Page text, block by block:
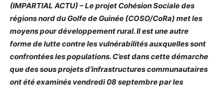
(IMPARTIAL ACTU) – Le projet Cohésion Sociale des
régions nord du Golfe de Guinée (COSO/CoRa) met les
moyens pour développement rural. Il est une autre
forme de lutte contre les vulnérabilités auxquelles sont
confrontées les populations. C’est dans cette démarche
que des sous projets d’infrastructures communautaires
ont été examinés vendredi 08 septembre par les